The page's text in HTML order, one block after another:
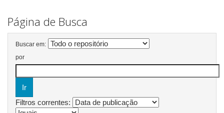
Página de Busca
Buscar em:
por
Filtros correntes: